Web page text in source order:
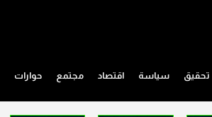
تحقيق سياسة اقتصاد مجتمع حوارات